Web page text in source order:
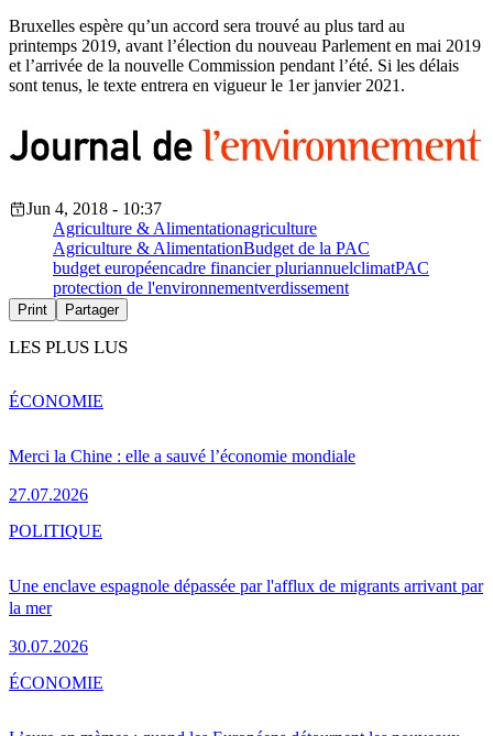
Bruxelles espère qu’un accord sera trouvé au plus tard au
printemps 2019, avant l’élection du nouveau Parlement en mai 2019
et l’arrivée de la nouvelle Commission pendant l’été. Si les délais
sont tenus, le texte entrera en vigueur le 1er janvier 2021.
Jun 4, 2018 - 10:37
Agriculture & Alimentationagriculture
Agriculture & AlimentationBudget de la PAC
budget européencadre financier pluriannuelclimatPAC
protection de l'environnementverdissement
Print Partager
LES PLUS LUS
Merci la Chine : elle a sauvé l’économie mondiale
27.07.2026
ÉCONOMIE
Une enclave espagnole dépassée par l'afflux de migrants arrivant par
la mer
30.07.2026
POLITIQUE
ÉCONOMIE